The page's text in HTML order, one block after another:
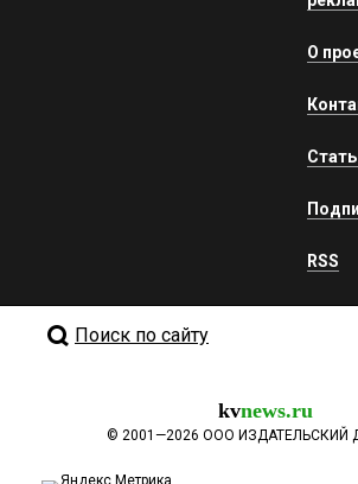
О
RSS
Поиск по сайту
kvnews.ru
© 2001—2026 ООО ИЗДАТЕЛЬСКИЙ